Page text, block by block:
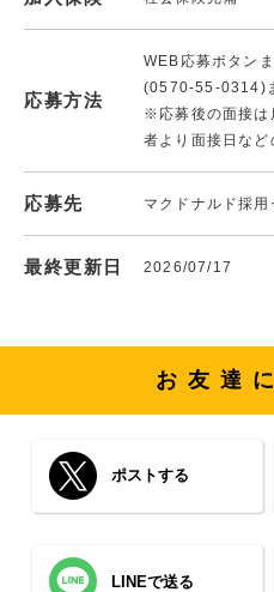
応募方法
WEB応募ボタン
(0570-55-0314)
※応募後の面接は
者より面接日など
応募先 マクドナルド採用
最終更新日 2026/07/17
お友達
ポストする
LINEで送る